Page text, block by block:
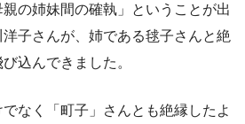
親の姉妹間の確執 」ということが出
子さんが、 姉である毬子さんと絶
込んできました。
なく「町子」さんとも絶縁 したよ